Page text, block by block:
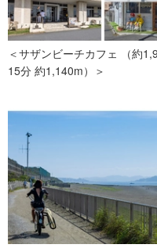
＜サザンビーチカフェ （約
15分 約1,140m）＞